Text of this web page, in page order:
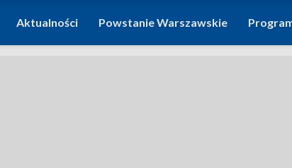
Aktualności Powstanie Warszawskie